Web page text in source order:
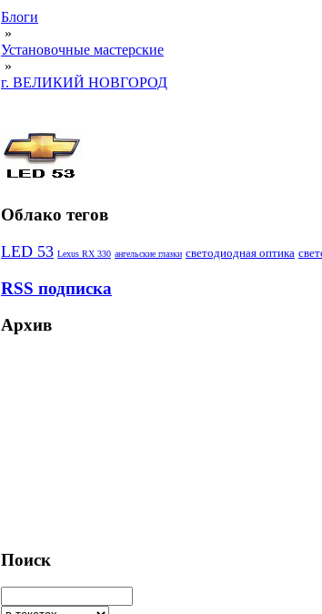
Блоги
»
Установочные мастерские
»
г. ВЕЛИКИЙ НОВГОРОД
Облако тегов
LED 53 Lexus RX 330 ангельские глазки светодиодная оптика
RSS подписка
Архив
Поиск